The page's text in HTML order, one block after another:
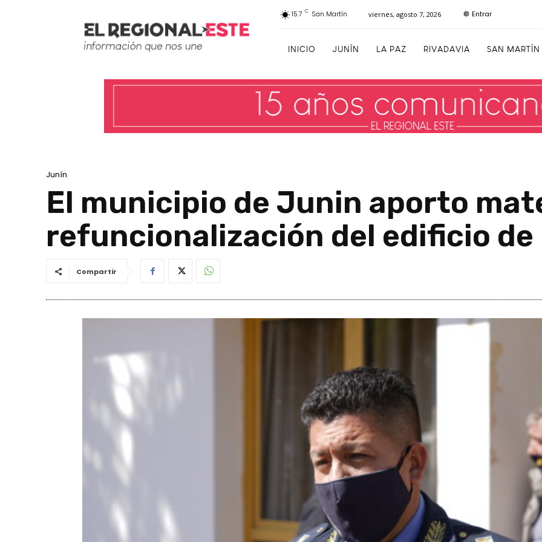
15.7 C San Martín viernes, agosto 7, 2026 Entrar
INICIO JUNÍN LA PAZ RIVADAVIA SAN MARTÍN
Junín
El municipio de Junin aporto
refuncionalización del edificio
Compartir